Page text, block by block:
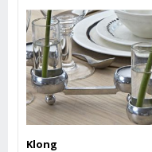
Klong